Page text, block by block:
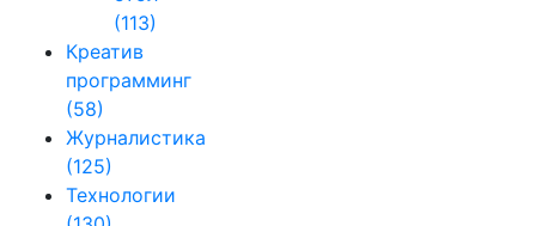
(113)
Креатив
программинг
(58)
Журналистика
(125)
Технологии